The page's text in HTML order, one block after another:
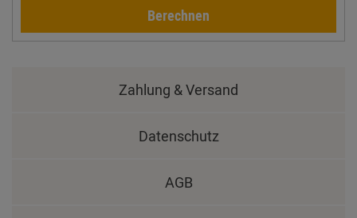
Berechnen
Zahlung & Versand
Datenschutz
AGB